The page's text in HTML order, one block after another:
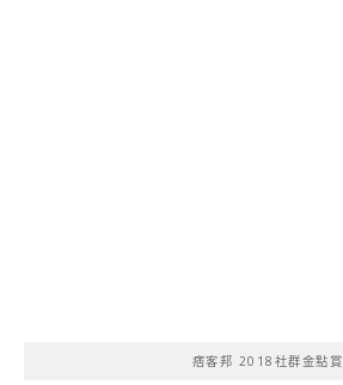
痞客邦 2018社群金點賞